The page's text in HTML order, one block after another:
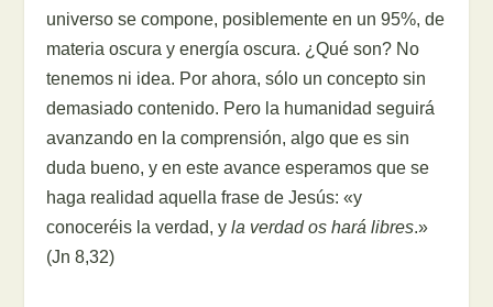
universo se compone, posiblemente en un 95%, de
materia oscura y energía oscura. ¿Qué son? No
tenemos ni idea. Por ahora, sólo un concepto sin
demasiado contenido. Pero la humanidad seguirá
avanzando en la comprensión, algo que es sin
duda bueno, y en este avance esperamos que se
haga realidad aquella frase de Jesús: «y
conoceréis la verdad, yla verdad os hará libres.»
(Jn 8,32)